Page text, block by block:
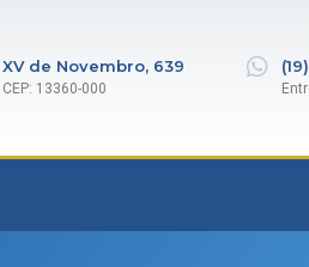
XV de Novembro, 639
CEP: 13360-000